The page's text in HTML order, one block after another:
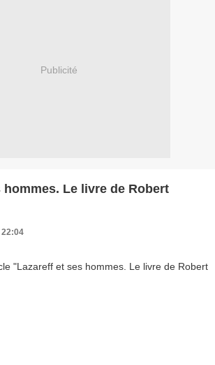
Publicité
hommes. Le livre de Robert
22:04